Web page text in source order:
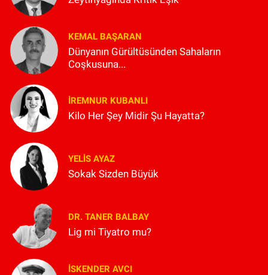
KEMAL BAŞARAN
Dünyanın Gürültüsünden Sahaların
Coşkusuna...
İREMNUR KUBANLI
Kilo Her Şey Midir Şu Hayatta?
YELIS AYAZ
Sokak Sizden Büyük
DR. TANER BALBAY
Lig mi Tiyatro mu?
İSKENDER AVCI